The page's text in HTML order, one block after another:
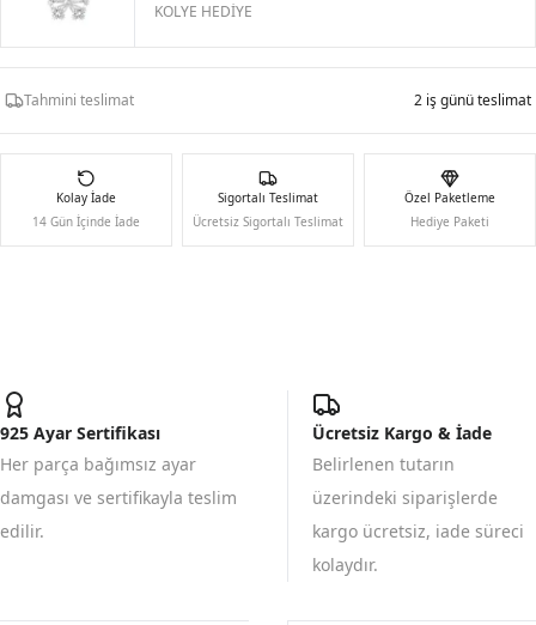
KOLYE HEDİYE
Tahmini teslimat 2 iş günü teslimat
Kolay İade
14 Gün İçinde İade
Sigortalı Teslimat
Ücretsiz Sigortalı Teslimat
Özel Paketleme
Hediye Paketi
925 Ayar Sertifikası
Her parça bağımsız ayar
damgası ve sertifikayla teslim
edilir.
Ücretsiz Kargo & İade
Belirlenen tutarın
üzerindeki siparişlerde
kargo ücretsiz, iade süreci
kolaydır.